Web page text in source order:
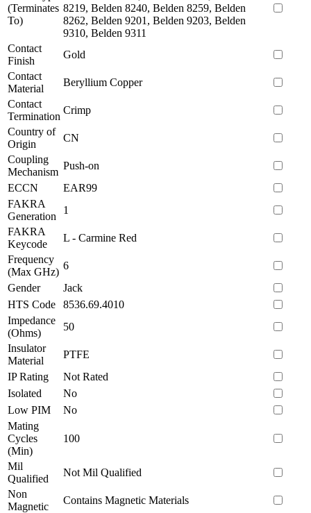
(Terminates
To)
8219, Belden 8240, Belden 8259, Belden
8262, Belden 9201, Belden 9203, Belden
9310, Belden 9311
Contact
Finish
Gold
Contact
Material
Beryllium Copper
Contact
Termination
Crimp
Country of
Origin
CN
Coupling
Mechanism
Push-on
ECCN
EAR99
FAKRA
Generation
1
FAKRA
Keycode
L - Carmine Red
Frequency
(Max GHz)
6
Gender
Jack
HTS Code
8536.69.4010
Impedance
(Ohms)
50
Insulator
Material
PTFE
IP Rating
Not Rated
Isolated
No
Low PIM
No
Mating
Cycles
(Min)
100
Mil
Qualified
Not Mil Qualified
Non
Magnetic
Contains Magnetic Materials